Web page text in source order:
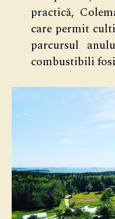
practică,
care permit
parcursul
combustibili